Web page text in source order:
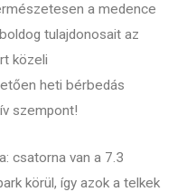
a medence
tulajdonosait az
közeli
heti bérbedás
szempont!
csatorna van a 7.3
körül, így azok a telkek